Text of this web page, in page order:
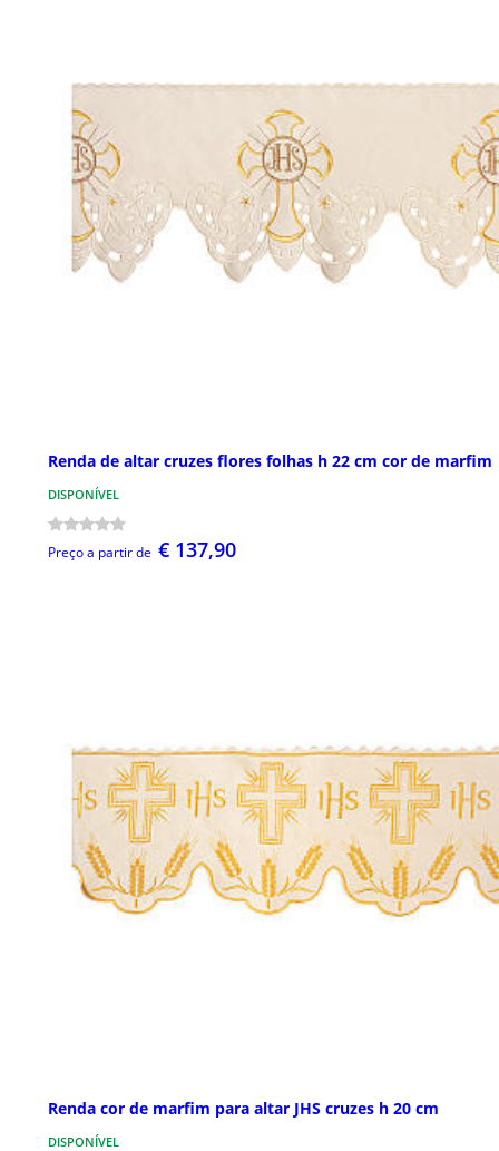
Renda de altar cruzes flores folhas h 22 cm cor de marfim
DISPONÍVEL
Preço a partir de € 137,90
Renda cor de marfim para altar JHS cruzes h 20 cm
DISPONÍVEL